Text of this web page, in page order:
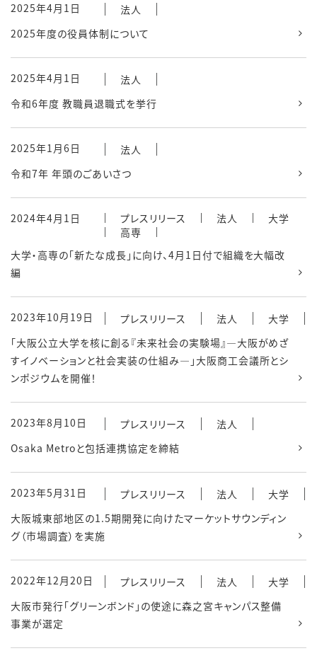
2025年4月1日
法人
2025年度の役員体制について
2025年4月1日
法人
令和6年度 教職員退職式を挙行
2025年1月6日
法人
令和7年 年頭のごあいさつ
2024年4月1日 プレスリリース 法人
大学
高専
大学・高専の「新たな成長」に向け、4月1日付で組織を大幅改
編
2023年10月19日 プレスリリース 法人
大学
「大阪公立大学を核に創る『未来社会の実験場』―大阪がめざ
すイノベーションと社会実装の仕組み―」大阪商工会議所とシ
ンポジウムを開催！
2023年8月10日 プレスリリース
法人
Osaka Metroと包括連携協定を締結
2023年5月31日 プレスリリース 法人
大学
大阪城東部地区の1.5期開発に向けたマーケットサウンディン
グ（市場調査）を実施
2022年12月20日 プレスリリース 法人
大学
大阪市発行「グリーンボンド」の使途に森之宮キャンパス整備
事業が選定